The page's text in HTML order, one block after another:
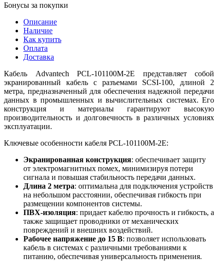
Бонусы за покупки
Описание
Наличие
Как купить
Оплата
Доставка
Кабель Advantech PCL-101100M-2E представляет собой
экранированный кабель с разъемами SCSI-100, длиной 2
метра, предназначенный для обеспечения надежной передачи
данных в промышленных и вычислительных системах. Его
конструкция и материалы гарантируют высокую
производительность и долговечность в различных условиях
эксплуатации.
Ключевые особенности кабеля PCL-101100M-2E:
Экранированная конструкция: обеспечивает защиту
от электромагнитных помех, минимизируя потери
сигнала и повышая стабильность передачи данных.
Длина 2 метра: оптимальна для подключения устройств
на небольшом расстоянии, обеспечивая гибкость при
размещении компонентов системы.
ПВХ-изоляция: придает кабелю прочность и гибкость, а
также защищает проводники от механических
повреждений и внешних воздействий.
Рабочее напряжение до 15 В: позволяет использовать
кабель в системах с различными требованиями к
питанию, обеспечивая универсальность применения.